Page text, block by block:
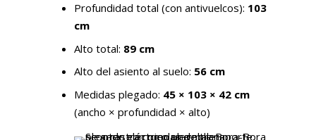
Profundidad total (con antivuelcos): 103
cm
Alto total: 89 cm
Alto del asiento al suelo: 56 cm
Medidas plegado: 45 × 103 × 42 cm
(ancho × profundidad × alto)